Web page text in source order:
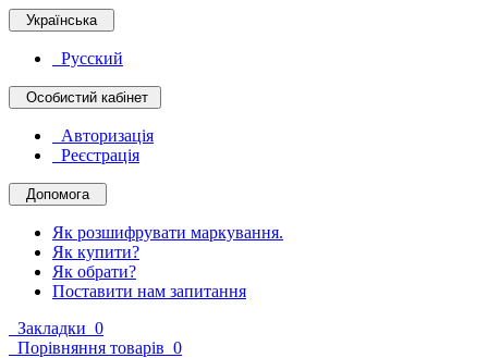
Українська
Русский
Особистий кабінет
Авторизація
Реєстрація
Допомога
Як розшифрувати маркування.
Як купити?
Як обрати?
Поставити нам запитання
Закладки 0
Порівняння товарів 0